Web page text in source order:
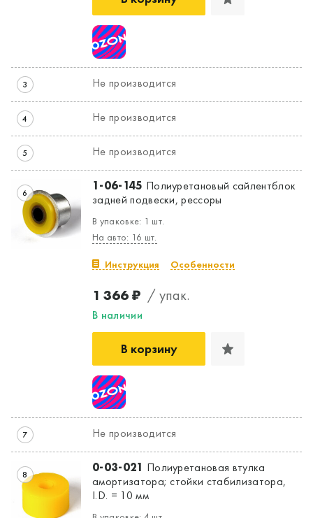
Да, верно Нет, выбрать другой
3 Не производится
4 Не производится
5 Не производится
6 1-06-145 Полиуретановый сайлентблок
задней подвески, рессоры
В упаковке: 1 шт.
На авто: 16 шт.
Инструкция Особенности
1 366 ₽ / упак.
В наличии
В корзину
7 Не производится
8 0-03-021 Полиуретановая втулка
амортизатора; стойки стабилизатора,
I.D. = 10 мм